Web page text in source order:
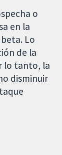
o
en la
Lo
de la
lo tanto, la
disminuir